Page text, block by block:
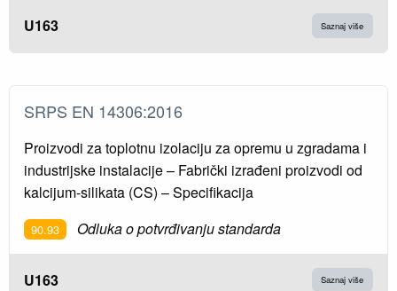
U163 Saznaj više
SRPS EN 14306:2016
Proizvodi za toplotnu izolaciju za opremu u zgradama i
industrijske instalacije – Fabrički izrađeni proizvodi od
kalcijum-silikata (CS) – Specifikacija
90.93 Odluka o potvrđivanju standarda
U163 Saznaj više